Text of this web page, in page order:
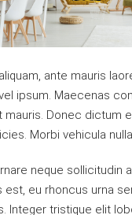
ante mauris
ipsum. Maecenas
Donec dictum
Morbi vehicula
neque
est, eu rhoncus urna
Integer tristique elit